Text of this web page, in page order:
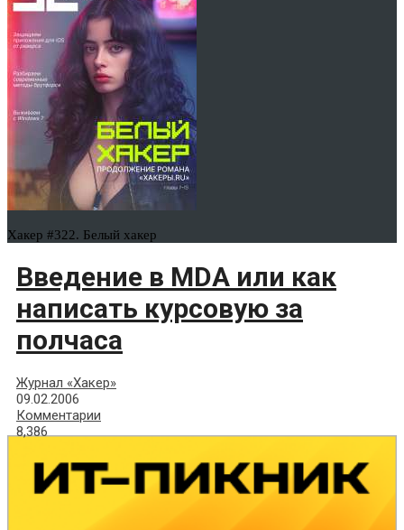
Хакер #322. Белый хакер
Введение в MDA или как
написать курсовую за
полчаса
Журнал «Хакер»
09.02.2006
Комментарии
8,386